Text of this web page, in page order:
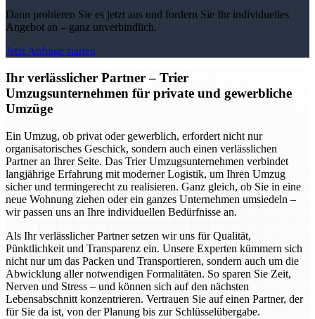
Dann probieren Sie es jetzt aus und fordern Sie Ihr individuelles
Angebot an – ganz unverbindlich.
Jetzt Anfrage starten
Ihr verlässlicher Partner – Trier
Umzugsunternehmen für private und gewerbliche
Umzüge
Ein Umzug, ob privat oder gewerblich, erfordert nicht nur
organisatorisches Geschick, sondern auch einen verlässlichen
Partner an Ihrer Seite. Das Trier Umzugsunternehmen verbindet
langjährige Erfahrung mit moderner Logistik, um Ihren Umzug
sicher und termingerecht zu realisieren. Ganz gleich, ob Sie in eine
neue Wohnung ziehen oder ein ganzes Unternehmen umsiedeln –
wir passen uns an Ihre individuellen Bedürfnisse an.
Als Ihr verlässlicher Partner setzen wir uns für Qualität,
Pünktlichkeit und Transparenz ein. Unsere Experten kümmern sich
nicht nur um das Packen und Transportieren, sondern auch um die
Abwicklung aller notwendigen Formalitäten. So sparen Sie Zeit,
Nerven und Stress – und können sich auf den nächsten
Lebensabschnitt konzentrieren. Vertrauen Sie auf einen Partner, der
für Sie da ist, von der Planung bis zur Schlüsselübergabe.